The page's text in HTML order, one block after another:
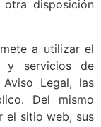
otra disposición
a utilizar el
y servicios de
Legal, las
Del mismo
el sitio web, sus